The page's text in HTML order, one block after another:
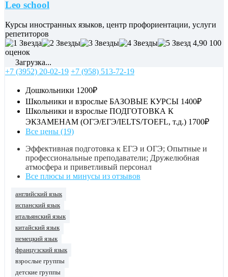
Leo school
Курсы иностранных языков, центр профориентации, услуги
репетиторов
4,90 100
оценок
Загрузка...
+7 (3952) 20-02-19 +7 (958) 513-72-19
Дошкольники 1200₽
Школьники и взрослые БАЗОВЫЕ КУРСЫ 1400₽
Школьники и взрослые ПОДГОТОВКА К
ЭКЗАМЕНАМ (ОГЭ/ЕГЭ/IELTS/TOEFL, т.д.) 1700₽
Все цены (19)
Эффективная подготовка к ЕГЭ и ОГЭ; Опытные и
профессиональные преподаватели; Дружелюбная
атмосфера и приветливый персонал
Все плюсы и минусы из отзывов
английский язык
испанский язык
итальянский язык
китайский язык
немецкий язык
французский язык
взрослые группы
детские группы